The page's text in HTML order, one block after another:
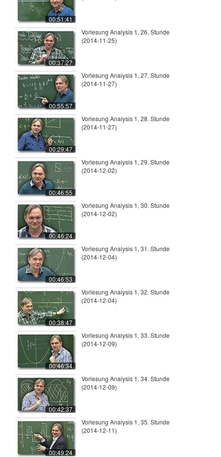
00:51:41
00:37:27
Vorlesung Analysis 1, 26. Stunde
(2014-11-25)
00:55:57
Vorlesung Analysis 1, 27. Stunde
(2014-11-27)
00:29:47
Vorlesung Analysis 1, 28. Stunde
(2014-11-27)
00:46:55
Vorlesung Analysis 1, 29. Stunde
(2014-12-02)
00:46:24
Vorlesung Analysis 1, 30. Stunde
(2014-12-02)
00:46:53
Vorlesung Analysis 1, 31. Stunde
(2014-12-04)
00:38:47
Vorlesung Analysis 1, 32. Stunde
(2014-12-04)
00:46:34
Vorlesung Analysis 1, 33. Stunde
(2014-12-09)
00:42:37
Vorlesung Analysis 1, 34. Stunde
(2014-12-09)
00:49:24
Vorlesung Analysis 1, 35. Stunde
(2014-12-11)